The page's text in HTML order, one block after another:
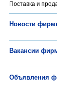
Поставка и
Новости
Вакансии
Объявления